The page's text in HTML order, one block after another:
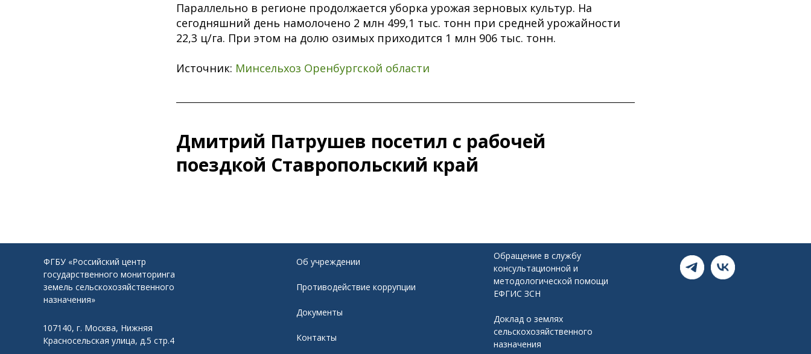
Параллельно в регионе продолжается уборка урожая зерновых культур. На
сегодняшний день намолочено 2 млн 499,1 тыс. тонн при средней урожайности
22,3 ц/га. При этом на долю озимых приходится 1 млн 906 тыс. тонн.
Источник: Минсельхоз Оренбургской области
Дмитрий Патрушев посетил с рабочей
поездкой Ставропольский край
ФГБУ «Российский центр
государственного мониторинга
земель сельскохозяйственного
назначения»
107140, г. Москва, Нижняя
Красносельская улица, д.5 стр.4
Об учреждении
Противодействие коррупции
Документы
Контакты
Обращение в службу
консультационной и
методологической помощи
ЕФГИС ЗСН
Доклад о землях
сельскохозяйственного
назначения